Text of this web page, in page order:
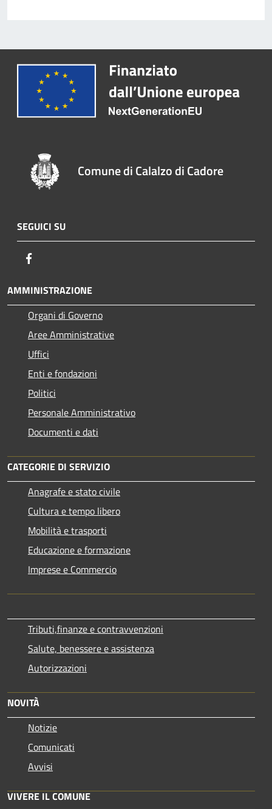
Comune di Calalzo di Cadore
SEGUICI SU
AMMINISTRAZIONE
Organi di Governo
Aree Amministrative
Uffici
Enti e fondazioni
Politici
Personale Amministrativo
Documenti e dati
CATEGORIE DI SERVIZIO
Anagrafe e stato civile
Cultura e tempo libero
Mobilità e trasporti
Educazione e formazione
Imprese e Commercio
Tributi,finanze e contravvenzioni
Salute, benessere e assistenza
Autorizzazioni
NOVITÀ
Notizie
Comunicati
Avvisi
VIVERE IL COMUNE